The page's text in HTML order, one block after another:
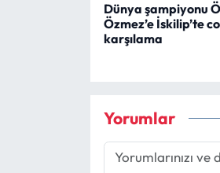
Dünya şampiyonu
Özmez’e İskilip’te
karşılama
Yorumlar